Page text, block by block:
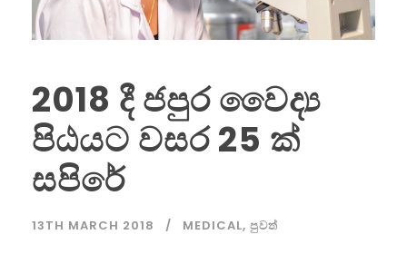
2018 දී ජපුර වෛද්‍ය
පිඨයට වසර 25 ක්
සපිරේ
13TH MARCH 2018 MEDICAL, පුවත්